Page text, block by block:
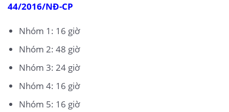
44/2016/NĐ-CP
Nhóm 1: 16 giờ
Nhóm 2: 48 giờ
Nhóm 3: 24 giờ
Nhóm 4: 16 giờ
Nhóm 5: 16 giờ